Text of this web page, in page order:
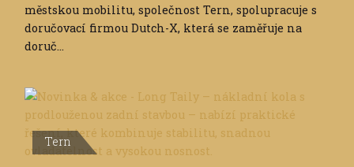
městskou mobilitu, společnost Tern, spolupracuje s
doručovací firmou Dutch-X, která se zaměřuje na
doruč...
Tern